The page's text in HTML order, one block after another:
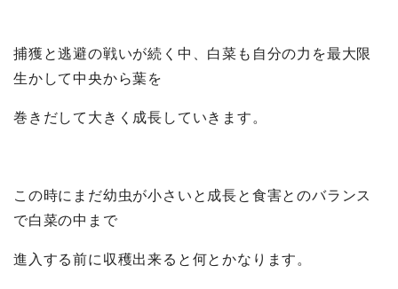
捕獲と逃避の戦いが続く中、白菜も自分の力を最大限
生かして中央から葉を
巻きだして大きく成長していきます。
この時にまだ幼虫が小さいと成長と食害とのバランス
で白菜の中まで
進入する前に収穫出来ると何とかなります。